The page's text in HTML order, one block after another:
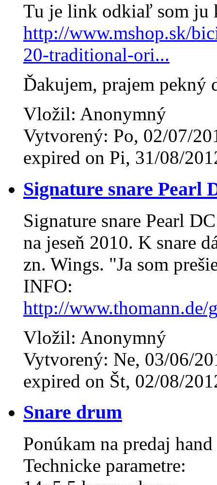
Tu je link odkiaľ som ju
http://www.mshop.sk/
20-traditional-ori...
Ďakujem, prajem pekný
Vložil: Anonymný
Vytvorený: Po, 02/07/
expired on Pi, 31/08/
Signature snare Pearl
Signature snare Pearl
na jeseň 2010. K snare
zn. Wings. "Ja som
INFO:
http://www.thomann.de/
Vložil: Anonymný
Vytvorený: Ne, 03/06/
expired on Št, 02/08/
Snare drum
Ponúkam na predaj hand
Technicke parametre: